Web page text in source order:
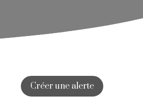
Créer une alerte